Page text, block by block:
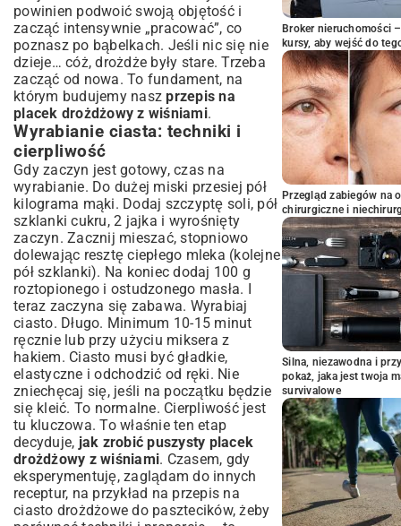
powinien podwoić swoją objętość i
zacząć intensywnie „pracować”, co
poznasz po bąbelkach. Jeśli nic się nie
dzieje… cóż, drożdże były stare. Trzeba
zacząć od nowa. To fundament, na
którym budujemy naszprzepis na
placek drożdżowy z wiśniami.
Wyrabianie ciasta: techniki i
cierpliwość
Gdy zaczyn jest gotowy, czas na
wyrabianie. Do dużej miski przesiej pół
kilograma mąki. Dodaj szczyptę soli, pół
szklanki cukru, 2 jajka i wyrośnięty
zaczyn. Zacznij mieszać, stopniowo
dolewając resztę ciepłego mleka (kolejne
pół szklanki). Na koniec dodaj 100 g
roztopionego i ostudzonego masła. I
teraz zaczyna się zabawa. Wyrabiaj
ciasto. Długo. Minimum 10-15 minut
ręcznie lub przy użyciu miksera z
hakiem. Ciasto musi być gładkie,
elastyczne i odchodzić od ręki. Nie
zniechęcaj się, jeśli na początku będzie
się kleić. To normalne. Cierpliwość jest
tu kluczowa. To właśnie ten etap
decyduje, jak zrobić puszysty placek
drożdżowy z wiśniami. Czasem, gdy
eksperymentuję, zaglądam do innych
receptur, na przykład na przepis na
ciasto drożdżowe do pasztecików, żeby
Broker nieruchomości
kursy, aby wejść do
Przegląd zabiegów na
chirurgiczne i
Silna, niezawodna i
pokaż, jaka jest twoja
survivalowe